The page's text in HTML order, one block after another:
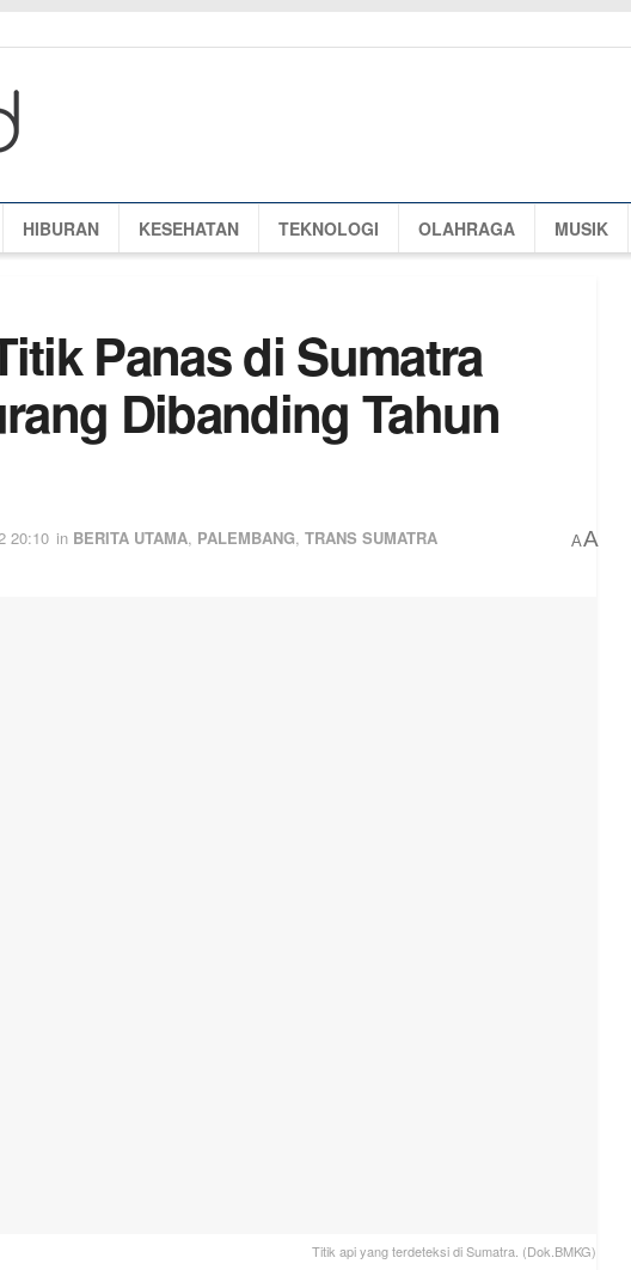
HIBURAN KESEHATAN TEKNOLOGI OLAHRAGA MUSIK
Panas di Sumatra
Dibanding Tahun
20:10 in BERITA UTAMA, PALEMBANG, TRANS SUMATRA AA
Titik api yang terdeteksi di Sumatra. (Dok.BMKG)